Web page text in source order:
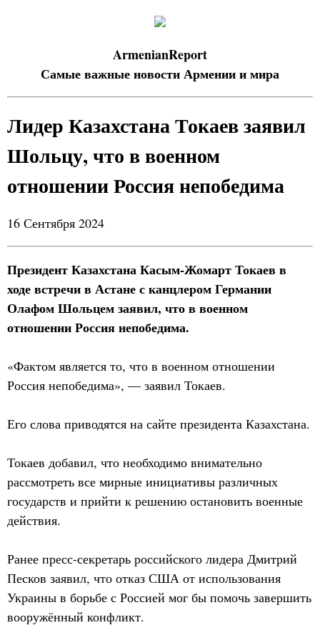
ArmenianReport
Самые важные новости Армении и мира
Лидер Казахстана Токаев заявил
Шольцу, что в военном
отношении Россия непобедима
16 Сентября 2024
Президент Казахстана Касым-Жомарт Токаев в
ходе встречи в Астане с канцлером Германии
Олафом Шольцем заявил, что в военном
отношении Россия непобедима.
«Фактом является то, что в военном отношении
Россия непобедима», — заявил Токаев.
Его слова приводятся на сайте президента Казахстана.
Токаев добавил, что необходимо внимательно
рассмотреть все мирные инициативы различных
государств и прийти к решению остановить военные
действия.
Ранее пресс-секретарь российского лидера Дмитрий
Песков заявил, что отказ США от использования
Украины в борьбе с Россией мог бы помочь завершить
вооружённый конфликт.